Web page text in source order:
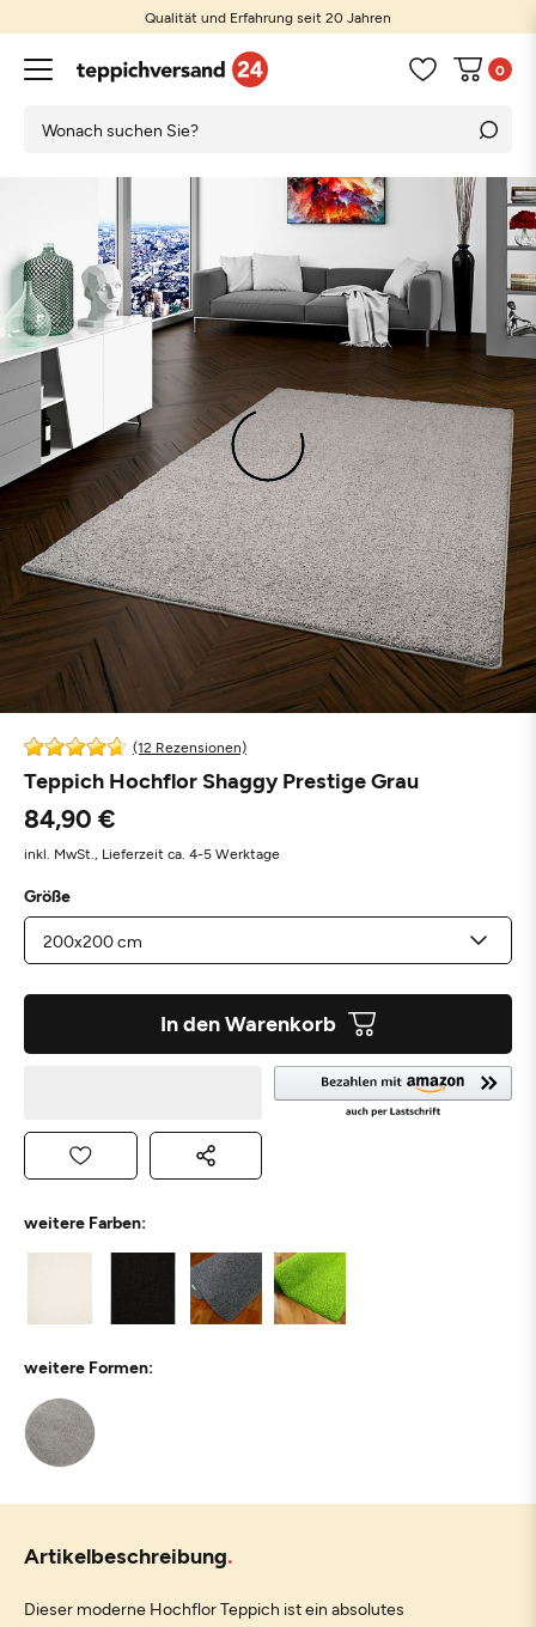
Qualität und Erfahrung seit 20 Jahren
0
(12 Rezensionen)
Teppich Hochflor Shaggy Prestige Grau
84,90 €
inkl. MwSt., Lieferzeit ca. 4-5 Werktage
Größe
In den Warenkorb
weitere Farben:
weitere Formen:
Artikelbeschreibung
Dieser moderne Hochflor Teppich ist ein absolutes